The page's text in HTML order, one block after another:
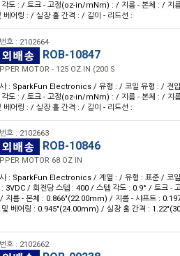
각도 : / 토크 - 고정(oz-in/mNm) : / 지름 - 본체 : / 지
베어링 : / 실장 홀 간격 : / 길이 - 리드선 :
호 : 2102664
ROB-10847
MOTOR - 125 OZ.IN (200 S
: SparkFun Electronics / 유형 : / 코일 유형 : / 전
각도 : / 토크 - 고정(oz-in/mNm) : / 지름 - 본체 : / 지
베어링 : / 실장 홀 간격 : / 길이 - 리드선 :
호 : 2102663
ROB-10846
MOTOR 68 OZ IN
: SparkFun Electronics / 계열 : / 유형 : 표준 / 코일
: 3VDC / 회전당 스텝 : 400 / 스텝 각도 : 0.9° / 토크
지름 - 본체 : 0.866"(22.00mm) / 지름 - 샤프트 :
및 베어링 : 0.945"(24.00mm) / 실장 홀 간격 :
호 : 2102662